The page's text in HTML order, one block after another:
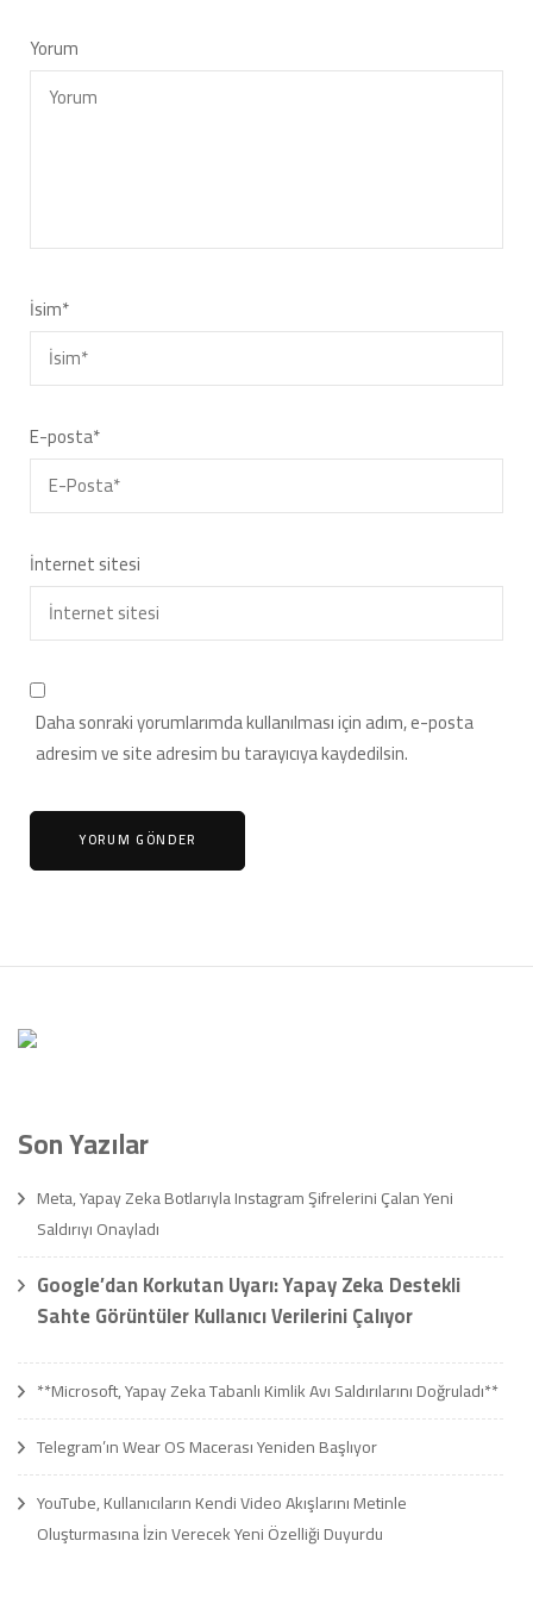
Yorum
İsim*
E-posta*
İnternet sitesi
Daha sonraki yorumlarımda kullanılması için adım, e-posta
adresim ve site adresim bu tarayıcıya kaydedilsin.
Son Yazılar
Meta, Yapay Zeka Botlarıyla Instagram Şifrelerini Çalan Yeni
Saldırıyı Onayladı
Google’dan Korkutan Uyarı: Yapay Zeka Destekli
Sahte Görüntüler Kullanıcı Verilerini Çalıyor
**Microsoft, Yapay Zeka Tabanlı Kimlik Avı Saldırılarını Doğruladı**
Telegram’ın Wear OS Macerası Yeniden Başlıyor
YouTube, Kullanıcıların Kendi Video Akışlarını Metinle
Oluşturmasına İzin Verecek Yeni Özelliği Duyurdu